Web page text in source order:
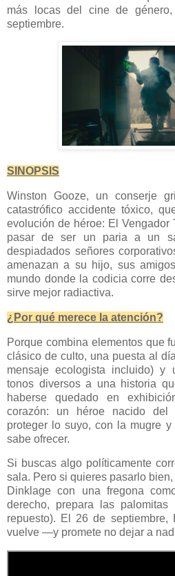
más locas del cine de
septiembre.
SINOPSIS
Winston Gooze, un conserje
catastrófico accidente tóxico,
evolución de héroe: El Vengador
pasar de ser un paria a un
despiadados señores
amenazan a su hijo, sus
mundo donde la codicia corre
sirve mejor radiactiva.
¿Por qué merece la atención?
Porque combina elementos que
clásico de culto, una puesta al
mensaje ecologista incluido) y
tonos diversos a una historia
haberse quedado en
corazón: un héroe nacido del
proteger lo suyo, con la mugre
sabe ofrecer.
Si buscas algo políticamente
sala. Pero si quieres pasarlo
Dinklage con una fregona
derecho, prepara las
repuesto). El 26 de septiembre,
vuelve —y promete no dejar a